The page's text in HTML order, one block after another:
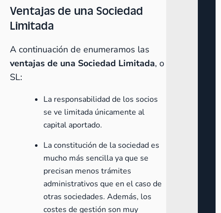
Ventajas de una Sociedad
Limitada
A continuación de enumeramos las
ventajas de una Sociedad Limitada, o
SL:
La responsabilidad de los socios
se ve limitada únicamente al
capital aportado.
La constitución de la sociedad es
mucho más sencilla ya que se
precisan menos trámites
administrativos que en el caso de
otras sociedades. Además, los
costes de gestión son muy